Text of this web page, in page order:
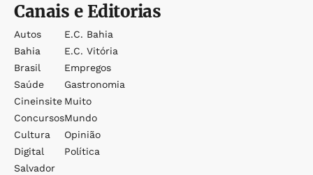
Canais e Editorias
Autos
Bahia
Brasil
Saúde
Cineinsite
Concursos
Cultura
Digital
Salvador
E.c. Bahia
E.c. Vitória
Empregos
Gastronomia
Muito
Mundo
Opinião
Política